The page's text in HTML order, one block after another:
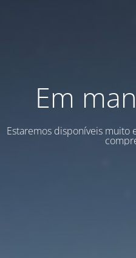
Em
Estaremos disponíveis muito